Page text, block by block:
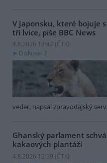
V Japonsku, které bojuje
tři lvice, píše BBC News
4.8.2026 12:42 (ČTK)
Diskuse: 2
veder, napsal zpravodajský
Ghanský parlament
kakaových plantáží
4.8.2026 12:39 (ČTK)